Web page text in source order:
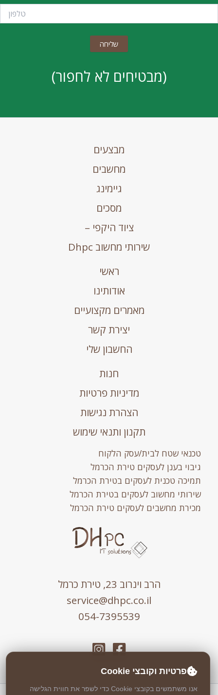
(מבטיחים לא לחפור)
מבצעים
מחשבים
גיימינג
מסכים
ציוד היקפי –
שירותי מחשוב Dhpc
ראשי
אודותינו
מאמרים מקצועיים
יצירת קשר
החשבון שלי
חנות
מדיניות פרטיות
הצהרת נגישות
תקנון ותנאי שימוש
טכנאי שטח לבית/עסק הלקוח
גיבוי בענן לעסקים טירת הכרמל
תמיכה טכנית לעסקים בטירת הכרמל
שירותי מחשוב לעסקים בטירת הכרמל
מכירת מחשבים לעסקים טירת הכרמל
הרב וינרוב 23, טירת כרמל
service@dhpc.co.il
054-7395539
פרטיות וקובצי Cookie
אנו משתמשים בקובצי Cookie כדי לשפר את חווית הגלישה